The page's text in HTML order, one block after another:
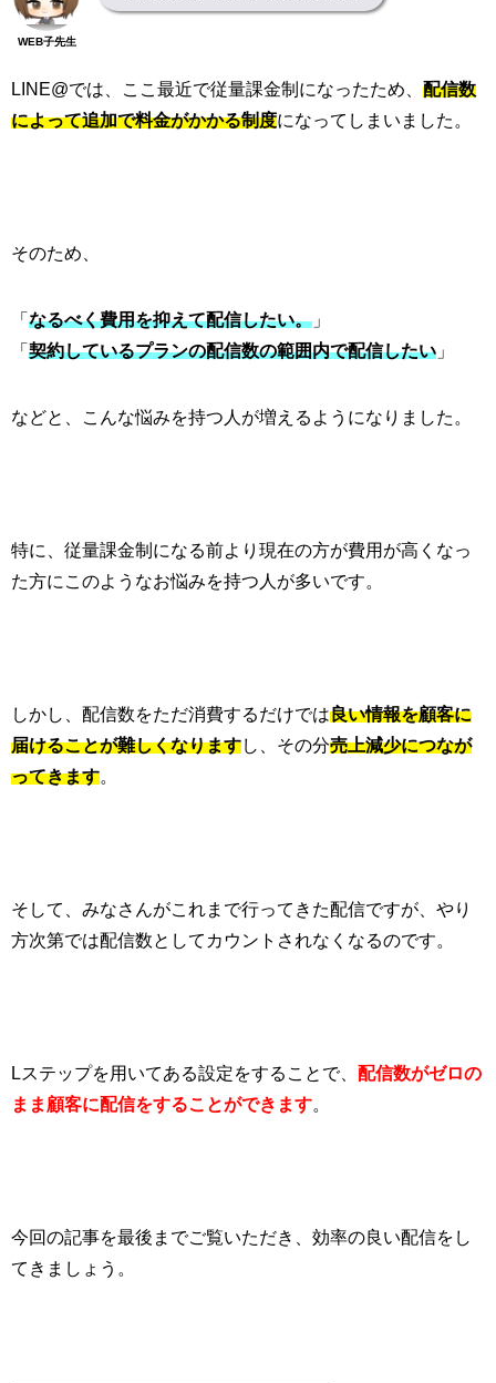
WEB子先生
LINE@では、ここ最近で従量課金制になったため、 配信数
によって追加で料金がかかる制度になってしまいました。
そのため、
「なるべく費用を抑えて配信したい。 」
「契約しているプランの配信数の範囲内で配信したい 」
などと、こんな悩みを持つ人が増えるようになりました。
特に、従量課金制になる前より現在の方が費用が高くなっ
た方にこのようなお悩みを持つ人が多いです。
しかし、配信数をただ消費するだけでは良い情報を顧客に
届けることが難しくなりますし、その分売上減少につなが
ってきます
そして、みなさんがこれまで行ってきた配信ですが、やり
方次第では配信数としてカウントされなくなるのです。
L ステップを用いてある設定をすることで、 配信数がゼロの
まま顧客に配信をすることができます
今回の記事を最後までご覧いただき、効率の良い配信をし
てきましょう。